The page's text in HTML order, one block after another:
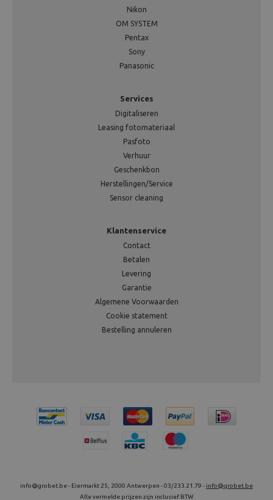
Nikon
OM SYSTEM
Pentax
Sony
Panasonic
Services
Digitaliseren
Leasing fotomateriaal
Pasfoto
Verhuur
Geschenkbon
Herstellingen/Service
Sensor cleaning
Klantenservice
Contact
Betalen
Levering
Garantie
Algemene Voorwaarden
Cookie statement
Bestelling annuleren
info@grobet.be - Eiermarkt 25, 2000 Antwerpen - 03/233.21.79 - info@grobet.be
Alle vermelde prijzen zijn inclusief BTW